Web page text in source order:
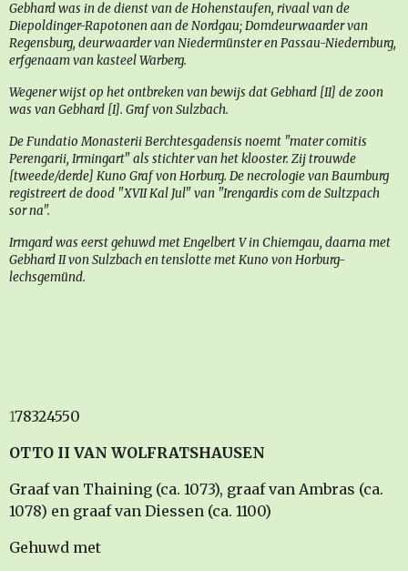
Gebhard was in de dienst van de Hohenstaufen, rivaal van de
Diepoldinger-Rapotonen aan de Nordgau; Domdeurwaarder van
Regensburg, deurwaarder van Niedermünster en Passau-Niedernburg,
erfgenaam van kasteel Warberg.
Wegener wijst op het ontbreken van bewijs dat Gebhard [II] de zoon
was van Gebhard [I]. Graf von Sulzbach.
De Fundatio Monasterii Berchtesgadensis noemt "mater comitis
Perengarii, Irmingart" als stichter van het klooster. Zij trouwde
[tweede/derde] Kuno Graf von Horburg. De necrologie van Baumburg
registreert de dood "XVII Kal Jul" van "Irengardis com de Sultzpach
sor na".
Irmgard was eerst gehuwd met Engelbert V in Chiemgau, daarna met
Gebhard II von Sulzbach en tenslotte met Kuno von Horburg-
lechsgemünd.
178324550
OTTO II VAN WOLFRATSHAUSEN
Graaf van Thaining (ca. 1073), graaf van Ambras (ca.
1078) en graaf van Diessen (ca. 1100)
Gehuwd met